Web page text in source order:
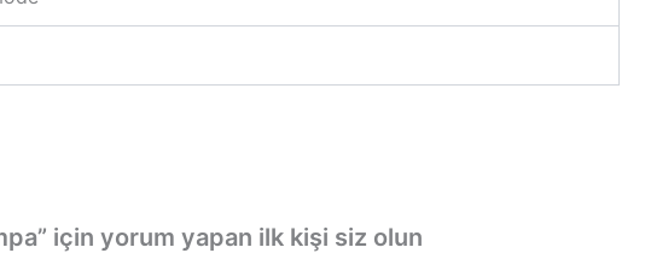
için yorum yapan ilk kişi siz olun